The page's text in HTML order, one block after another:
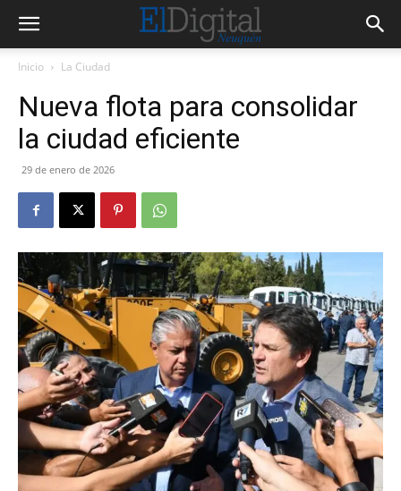
Inicio La Ciudad
Nueva flota para consolidar
la ciudad eficiente
29 de enero de 2026